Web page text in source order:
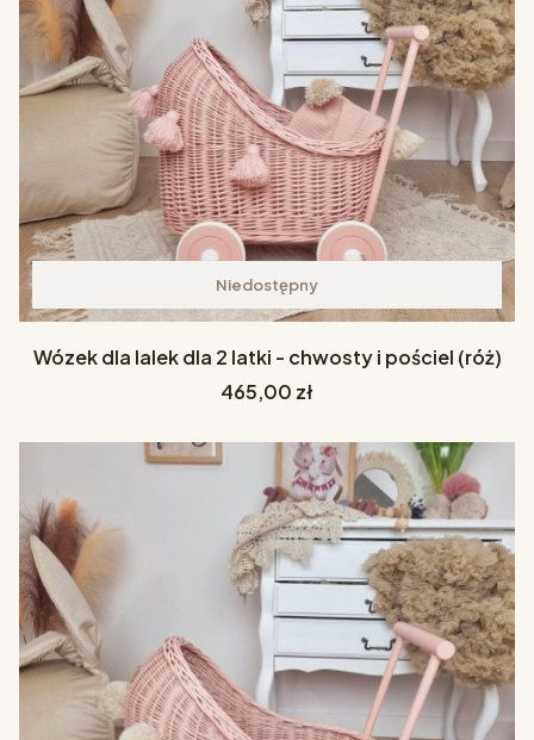
Niedostępny
Wózek dla lalek dla 2 latki - chwosty i pościel (róż)
Cena
465,00 zł